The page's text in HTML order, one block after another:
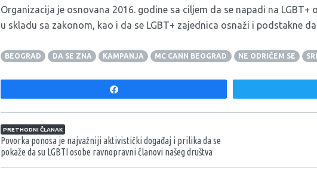
Organizacija je osnovana 2016. godine sa ciljem da se napadi na
u skladu sa zakonom, kao i da se LGBT+ zajednica osnaži i podstakne
BEOGRAD DA SE ZNA KAMPANJA MC CANN BEOGRAD NE ODRIČEM SE
Navigacija članaka
PRETHODNI ČLANAK
Povorka ponosa je najvažniji aktivistički događaj i prilika da se
pokaže da su LGBTI osobe ravnopravni članovi našeg društva